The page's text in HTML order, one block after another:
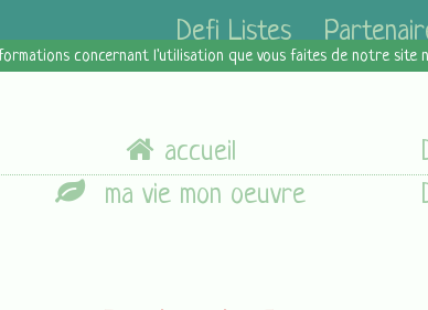
concernant l'utilisation que vous faites de notre site
Defi Listes
accueil
ma vie mon oeuvre